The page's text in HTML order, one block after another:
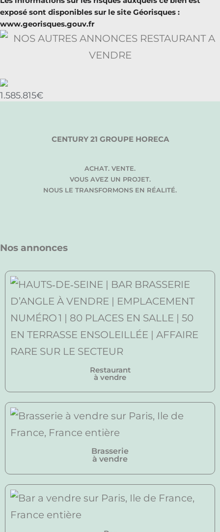
exposé sont disponibles sur le site Géorisques :
www.georisques.gouv.fr
1.585.815€
CENTURY 21 GROUPE HORECA
ACHAT. VENTE.
VOUS AVEZ UN PROJET.
NOUS LE TRANSFORMONS EN RÉALITÉ.
Nos annonces
Restaurant
à vendre
Brasserie
à vendre